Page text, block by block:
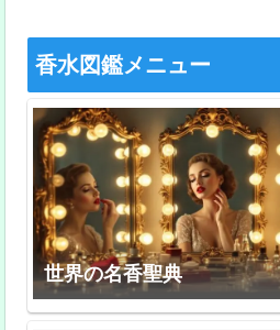
香水図鑑メニュー
世界の名香聖典